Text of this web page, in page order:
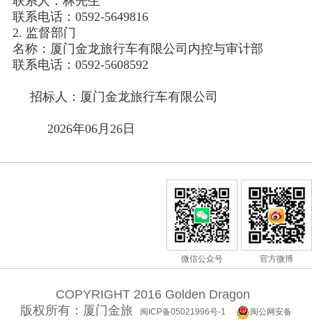
联系电话：0592-5649816
2. 监督部门
名称：厦门金龙旅行车有限公司内控与审计部
联系电话：0592-5608592
招标人：厦门金龙旅行车有限公司
2026年06月26日
微信公众号 官方微博
COPYRIGHT 2016 Golden Dragon
版权所有：厦门金旅
闽ICP备05021996号-1
闽公网安备